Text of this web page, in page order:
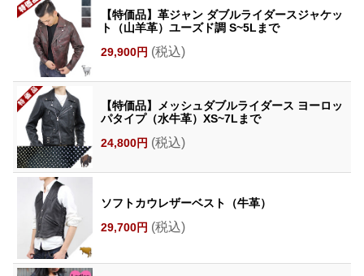
【特価品】革ジャン ダブルライダースジャケッ
ト（山羊革）ユーズド調 S~5Lまで
29,900円 (税込)
【特価品】メッシュダブルライダース ヨーロッ
パタイプ（水牛革）XS~7Lまで
24,800円 (税込)
ソフトカウレザーベスト（牛革）
29,700円 (税込)